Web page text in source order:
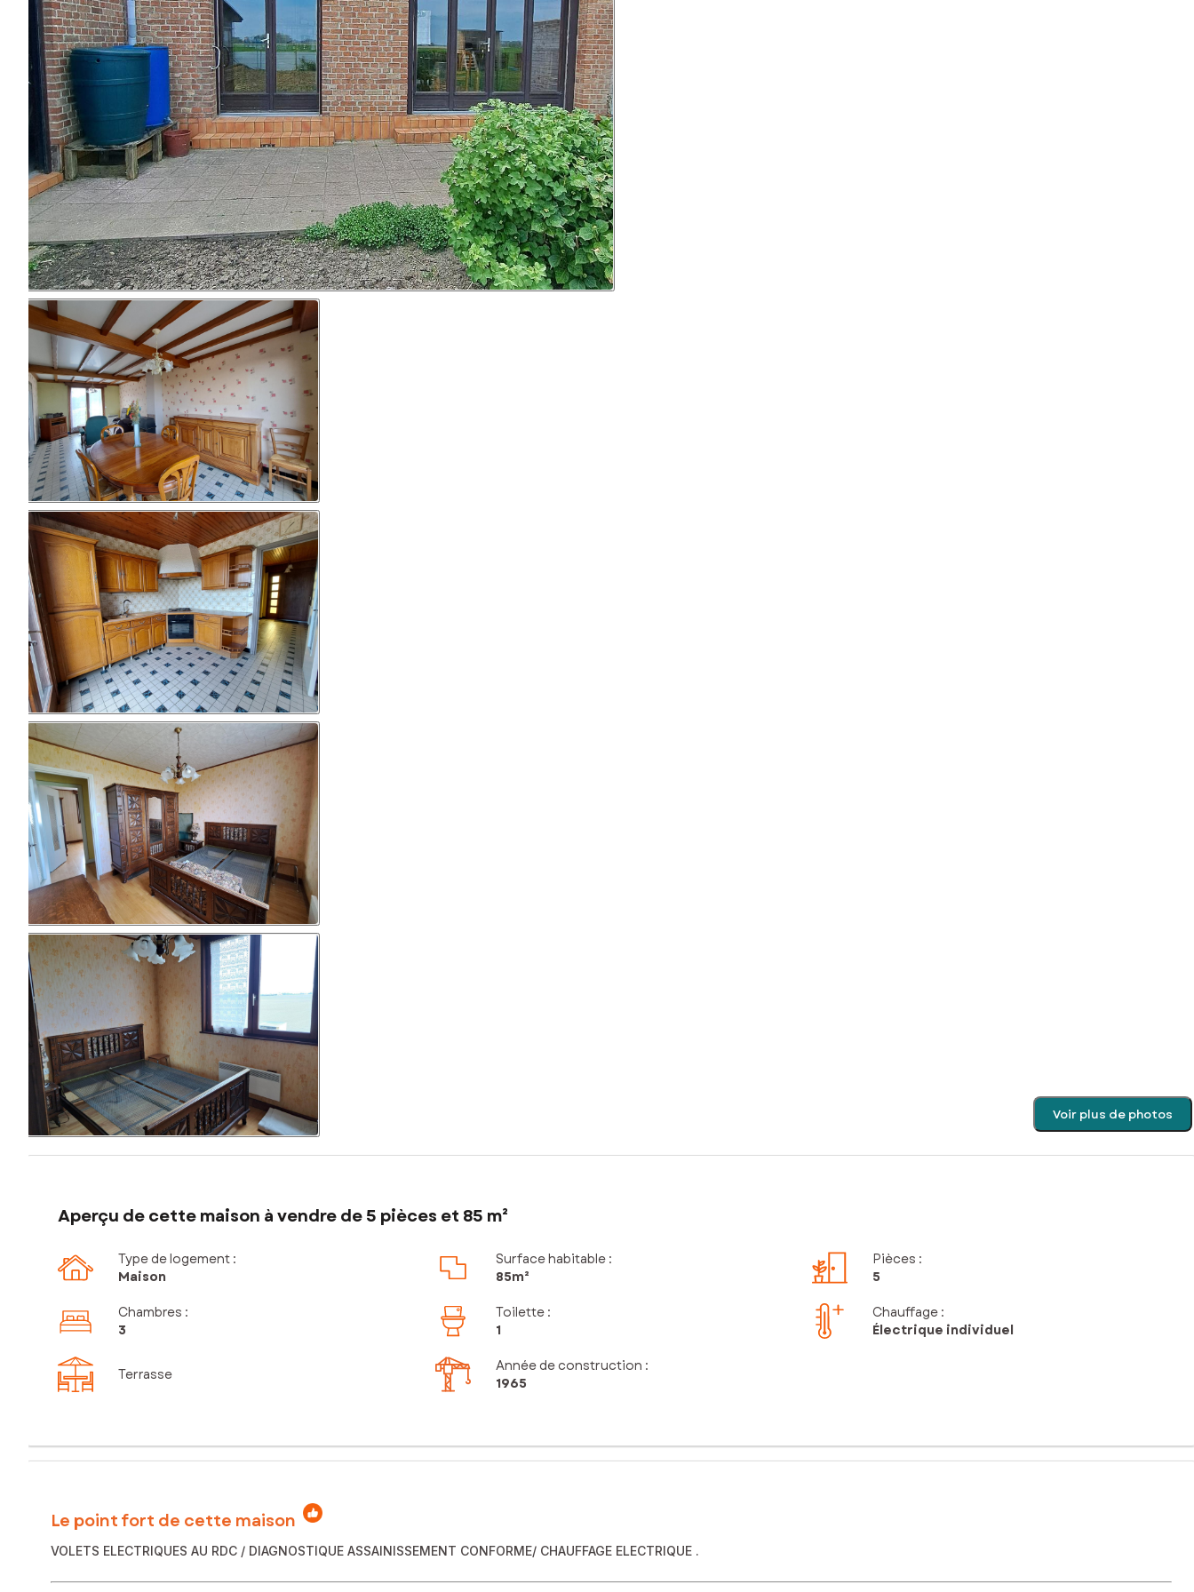
Voir plus de photos
Aperçu de cette maison à vendre de 5 pièces et 85 m²
Type de logement :
Maison
Surface habitable :
85m²
Pièces :
5
Chambres :
3
Toilette:
1
Chauffage :
Électrique individuel
Terrasse
Année de construction :
1965
Le point fort de cette maison
VOLETS ELECTRIQUES AU RDC / DIAGNOSTIQUE ASSAINISSEMENT CONFORME/ CHAUFFAGE ELECTRIQUE .